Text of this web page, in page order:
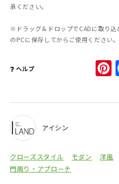
承ください。
※ドラッグ＆ドロップでCADに取り
のPCに保存してからご使用ください。
ヘルプ
アイシン
クローズスタイル モダン 洋風
門周り・アプローチ